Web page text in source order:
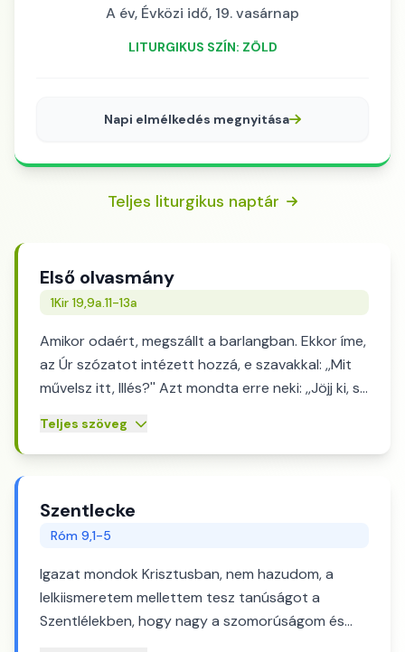
A év, Évközi idő, 19. vasárnap
LITURGIKUS SZÍN: ZÖLD
Napi elmélkedés megnyitása
Teljes liturgikus naptár
Első olvasmány
1Kir 19,9a.11-13a
Amikor odaért, megszállt a barlangban. Ekkor íme,
az Úr szózatot intézett hozzá, e szavakkal: ,,Mit
művelsz itt, Illés?'' Azt mondta erre neki: ,,Jöjj ki, s
az Úr előtt nagy és erős szélvész, amely hegyeket
forgat fel és sziklákat zúz össze, s a szélvészben
földrengésben nincs az Úr -- s a földrengés után
tűz, s a tűzben nincs az Úr -- s a tűz után enyhe
palástjával eltakarta arcát, s kiment, s kiállt a
barlang ajtajába. Ekkor íme, egy hang szólt hozzá,
s azt mondta: ,,Mit művelsz itt, Illés?''
Teljes szöveg
Szentlecke
Róm 9,1-5
Igazat mondok Krisztusban, nem hazudom, a
lelkiismeretem mellettem tesz tanúságot a
Szentlélekben, hogy nagy a szomorúságom és